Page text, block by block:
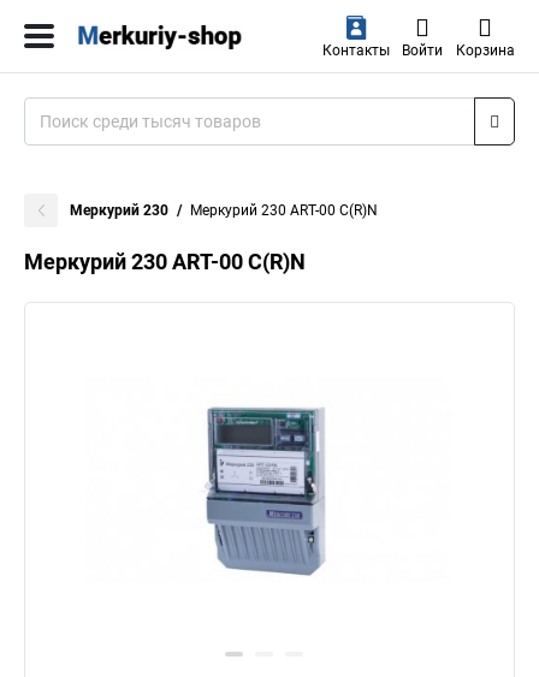
Контакты Войти Корзина
Меркурий 230 Меркурий 230 АRT-00 С(R)N
Меркурий 230 АRT-00 С(R)N